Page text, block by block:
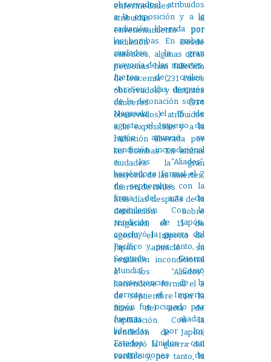
enfermedades
atribuidas al
envenenamiento por
radiación. Desde
entonces, algunas otras
personas han fallecido
de leucemia (231 casos
observados) y distintos
cánceres (334
observados) atribuidos
a la exposición y a la
radiación liberada por
las bombas. En ambas
ciudades la gran
mayoría de las muertes,
fueron de civiles.
Seis días después de la
detonación sobre
Nagasaki, el 15 de
agosto, el Imperio de
Japón anunció su
rendición incondicional
a los “Aliados”,
haciéndose formal el 2
de septiembre con la
firma del acta de
capitulación. Con la
rendición de Japón,
concluyó la guerra del
Pacífico y, por tanto, la